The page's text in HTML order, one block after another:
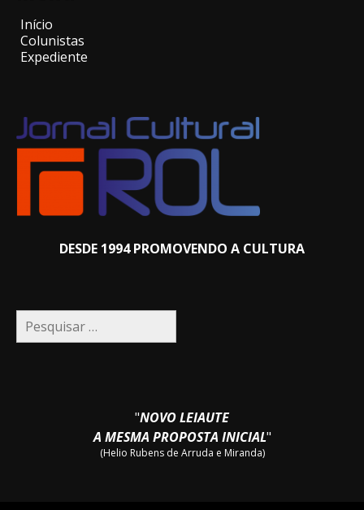
Início
Colunistas
Expediente
DESDE 1994 PROMOVENDO A CULTURA
Pesquisar
por:
"NOVO LEIAUTE
A MESMA PROPOSTA INICIAL"
(Helio Rubens de Arruda e Miranda)